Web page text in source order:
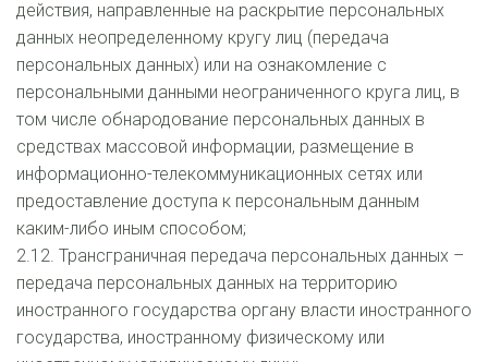
действия, направленные на раскрытие персональных
данных неопределенному кругу лиц (передача
персональных данных) или на ознакомление с
персональными данными неограниченного круга лиц, в
том числе обнародование персональных данных в
средствах массовой информации, размещение в
информационно-телекоммуникационных сетях или
предоставление доступа к персональным данным
каким-либо иным способом;
2.12. Трансграничная передача персональных данных –
передача персональных данных на территорию
иностранного государства органу власти иностранного
государства, иностранному физическому или